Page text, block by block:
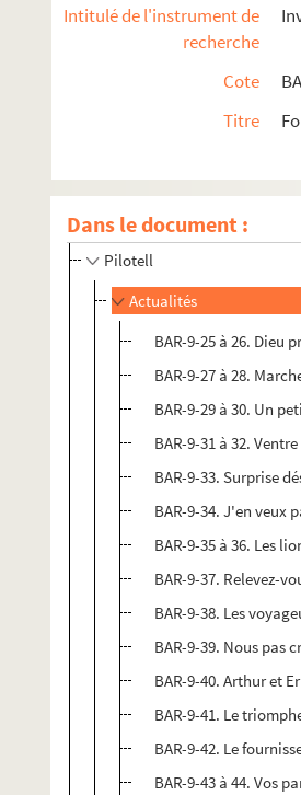
Intitulé de l'instrument de
recherche
Cote
Titre
Dans le document :
Morsabeau
Pealardy et Grandperret
Pépin
Pilotell
Actualités
BAR-9-25 à 26. Dieu
BAR-9-27 à 28.
BAR-9-29 à 30. Un
BAR-9-31 à 32.
BAR-9-33. Surprise
BAR-9-34. J'en veux
BAR-9-35 à 36. Les
BAR-9-37. Relevez-
BAR-9-38. Les
BAR-9-39. Nous pas
BAR-9-40. Arthur et
BAR-9-41. Le
BAR-9-42. Le
BAR-9-43 à 44. Vos